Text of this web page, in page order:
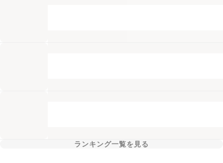
ランキング一覧を見る